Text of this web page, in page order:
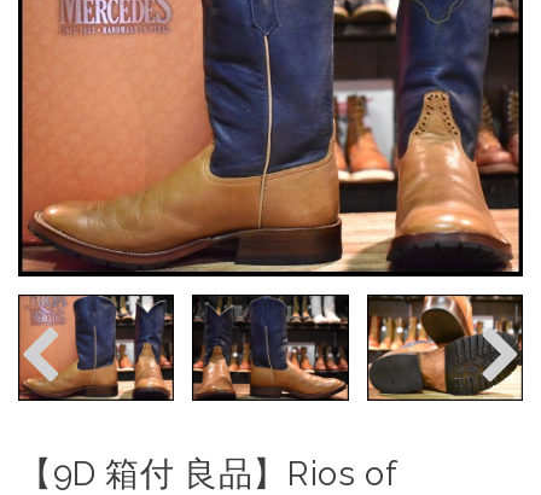
【9D 箱付 良品】Rios of